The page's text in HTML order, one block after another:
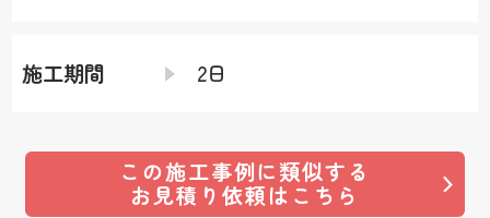
施工期間 2日
この施工事例に類似する
お見積り依頼はこちら